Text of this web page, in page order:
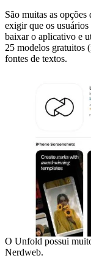
São muitas as
exigir que os
baixar o aplicativo e
25 modelos gratuitos
fontes de textos.
O Unfold possui
Nerdweb.